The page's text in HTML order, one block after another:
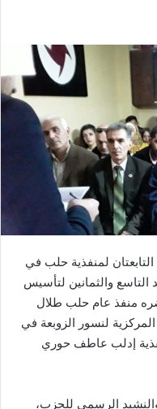
لمنفذية حلب في
والثمانين لتأسيس
منفذ عام حلب طلال
لنسور الزوبعة في
إدلب عاطف حوري
والنشيد الرسمي للحزب،